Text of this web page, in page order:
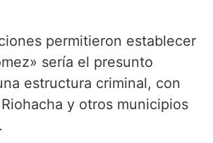
permitieron establecer
sería el presunto
estructura criminal, con
y otros municipios